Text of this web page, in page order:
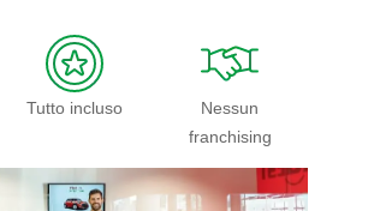
Tutto incluso
Nessun
franchising